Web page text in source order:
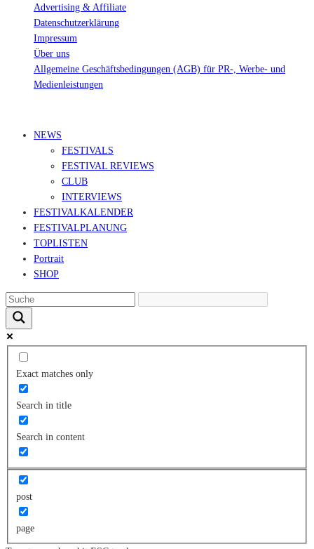
Advertising & Affiliate
Datenschutzerklärung
Impressum
Über uns
Allgemeine Geschäftsbedingungen (AGB) für PR-, Werbe- und
Medienleistungen
NEWS
FESTIVALS
FESTIVAL REVIEWS
CLUB
INTERVIEWS
FESTIVALKALENDER
FESTIVALPLANUNG
TOPLISTEN
Portrait
SHOP
Exact matches only
Search in title
Search in content
post
page